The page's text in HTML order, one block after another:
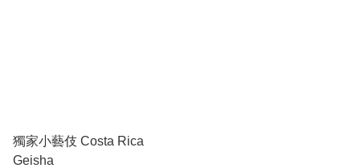
獨家小藝伎 Costa Rica
Geisha